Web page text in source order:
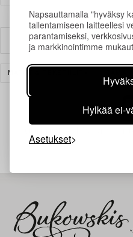
Napsauttamalla "hyväksy
tallentamiseen laitteellesi
parantamiseksi,
ja markkinointimme
Hylkää ei-
Asetukset
MATOT & TEKSTIILIT
Juuri nyt ei löytynyt